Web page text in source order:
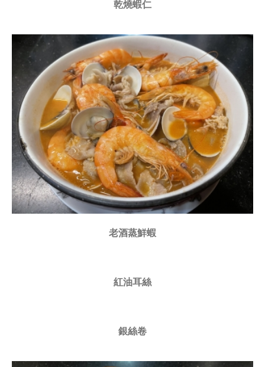
乾燒蝦仁
老酒蒸鮮蝦
紅油耳絲
銀絲卷